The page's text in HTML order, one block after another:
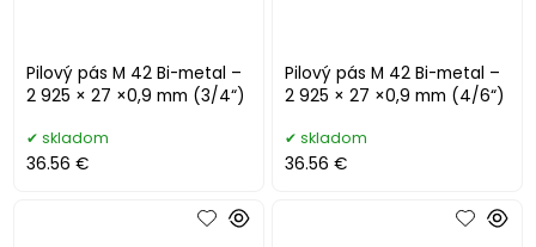
Pilový pás M 42 Bi-metal –
2 925 × 27 ×0,9 mm (3/4“)
skladom
36.56 €
Pilový pás M 42 Bi-metal –
2 925 × 27 ×0,9 mm (4/6“)
skladom
36.56 €